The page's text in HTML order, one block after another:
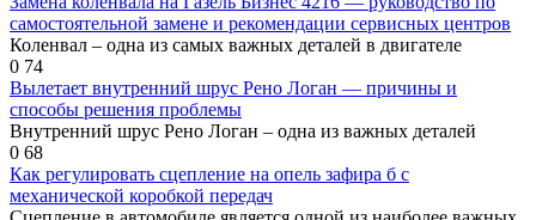
самостоятельной замене и рекомендации сервисных центров
Коленвал – одна из самых важных деталей в двигателе
0 74
Вылетает внутренний шрус Рено Логан — причины и
способы решения проблемы
Внутренний шрус Рено Логан – одна из важных деталей
0 68
Как регулировать сцепление на опель зафира б с
механической коробкой передач